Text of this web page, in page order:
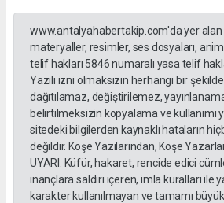
www.antalyahabertakip.com'da yer alan
materyaller, resimler, ses dosyaları,
telif hakları 5846 numaralı yasa telif
Yazılı izni olmaksızın herhangi bir
dağıtılamaz, değiştirilemez,
belirtilmeksizin kopyalama ve kullanımı
sitedeki bilgilerden kaynaklı hataların
değildir. Köşe Yazılarından, Köşe
UYARI: Küfür, hakaret, rencide edici
inançlara saldırı içeren, imla kuralları ile
karakter kullanılmayan ve tamamı